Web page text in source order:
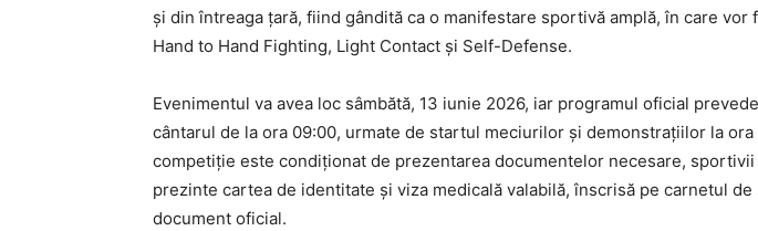
și din întreaga țară, fiind gândită ca o manifestare sportivă amplă, în care vor
Hand to Hand Fighting, Light Contact și Self-Defense.
Evenimentul va avea loc sâmbătă, 13 iunie 2026, iar programul oficial
cântarul de la ora 09:00, urmate de startul meciurilor și demonstrațiilor la ora
competiție este condiționat de prezentarea documentelor necesare, sportivii
prezinte cartea de identitate și viza medicală valabilă, înscrisă pe carnetul
document oficial.